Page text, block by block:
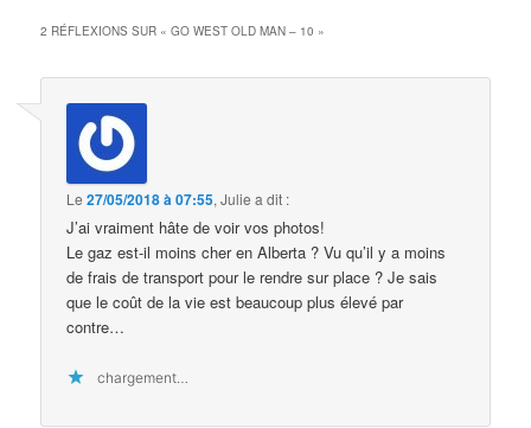
2 RÉFLEXIONS SUR «GO WEST OLD MAN – 10 »
Le27/05/2018 à 07:55,Julie a dit :
J’ai vraiment hâte de voir vos photos!
Le gaz est-il moins cher en Alberta ? Vu qu’il y a moins
de frais de transport pour le rendre sur place ? Je sais
que le coût de la vie est beaucoup plus élevé par
contre…
chargement…